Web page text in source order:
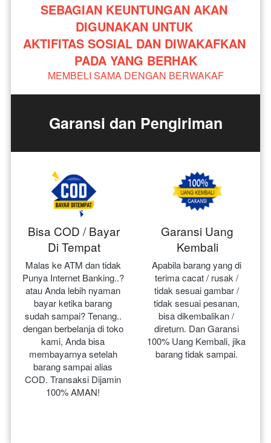
SEBAGIAN KEUNTUNGAN AKAN
DIGUNAKAN UNTUK
AKTIFITAS SOSIAL DAN DIWAKAFKAN
PADA YANG BERHAK
MEMBELI SAMA DENGAN BERWAKAF
Garansi dan Pengiriman
Bisa COD / Bayar
Di Tempat
Malas ke ATM dan tidak
Punya Internet Banking..?
atau Anda lebih nyaman
bayar ketika barang
sudah sampai? Tenang..
dengan berbelanja di toko
kami, Anda bisa
membayarnya setelah
barang sampai alias
COD. Transaksi Dijamin
100% AMAN!
Garansi Uang
Kembali
Apabila barang yang di
terima cacat / rusak /
tidak sesuai gambar /
tidak sesuai pesanan,
bisa dikembalikan /
direturn. Dan Garansi
100% Uang Kembali, jika
barang tidak sampai.